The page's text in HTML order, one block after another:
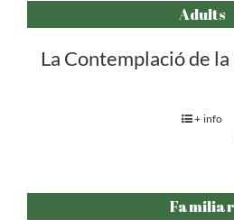
Adults
La Contemplació de
+ info
Familiar